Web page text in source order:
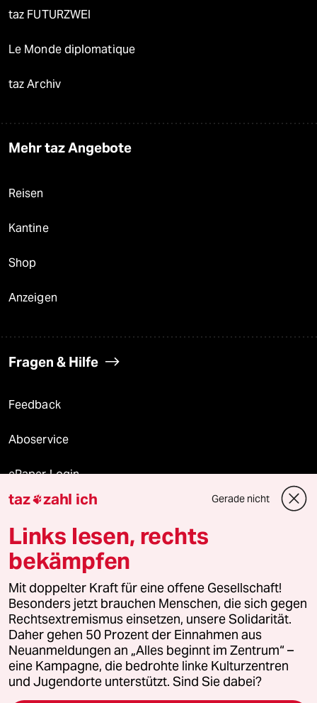
taz FUTURZWEI
Le Monde diplomatique
taz Archiv
Mehr taz Angebote
Reisen
Kantine
Shop
Anzeigen
Fragen & Hilfe
Feedback
Aboservice
ePaper Login
Downloads für Abonnierende
© 2026 taz Verlags und Vertriebs GmbH
Alle Rechte vorbehalten. Bei rechtlichen Fragen oder für Genehmigungen
wenden Sie sich bitte an
lizenzen@taz.de
Feedback Redaktionsstatut Kommune-Richtlinien
Leitlinie Informant Datenschutz Impressum AGB
taz zahl ich Gerade nicht
Links lesen, rechts
bekämpfen
Mit doppelter Kraft für eine offene Gesellschaft!
Besonders jetzt brauchen Menschen, die sich gegen
Rechtsextremismus einsetzen, unsere Solidarität.
Daher gehen 50 Prozent der Einnahmen aus
Neuanmeldungen an „Alles beginnt im Zentrum“ –
eine Kampagne, die bedrohte linke Kulturzentren
und Jugendorte unterstützt. Sind Sie dabei?